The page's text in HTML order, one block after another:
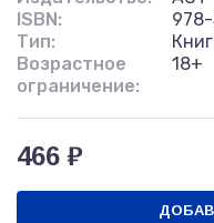
ISBN:
Тип:
Возрастное
ограничение:
18+
466 ₽